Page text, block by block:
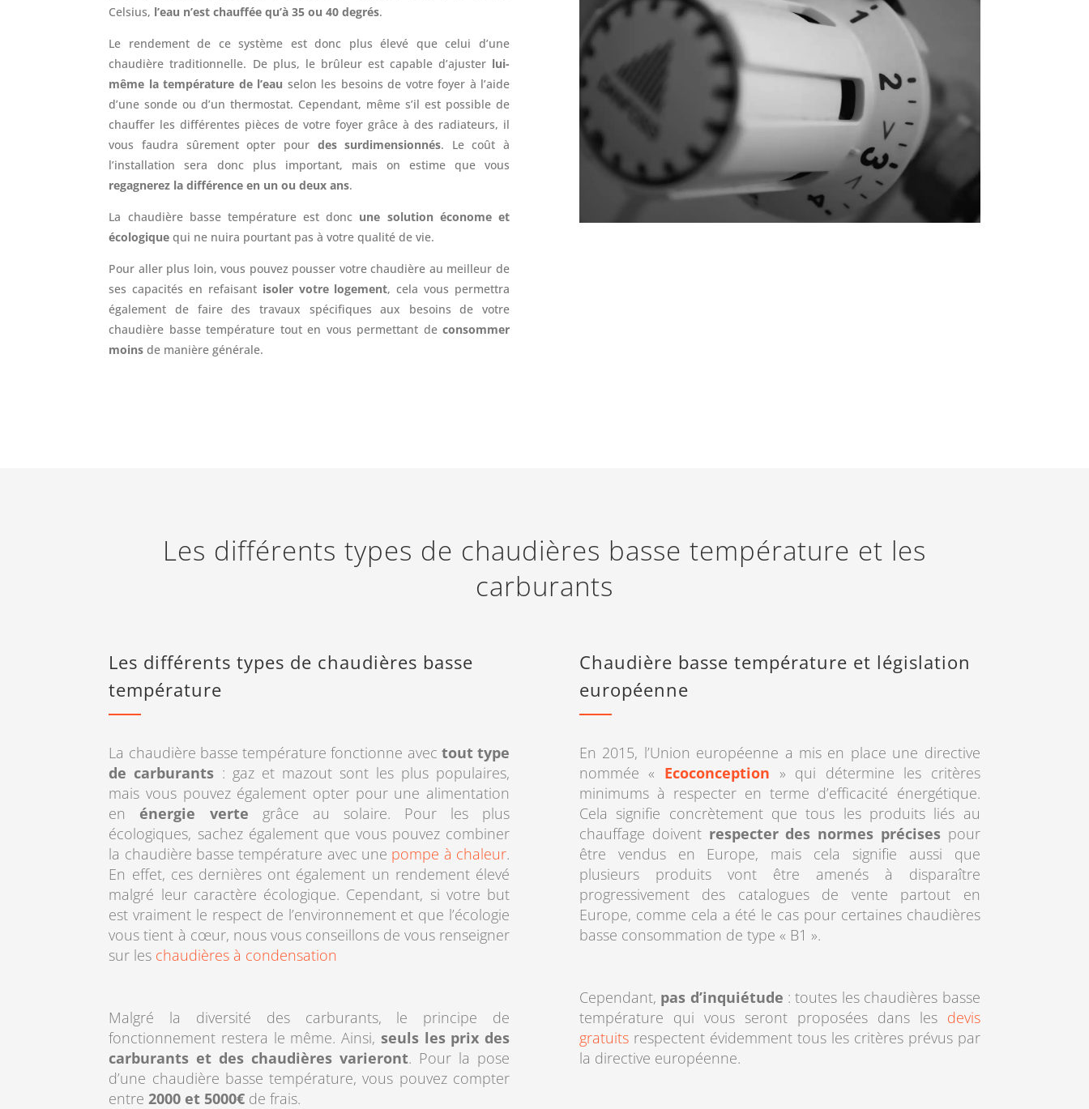
Celsius, l’eau n’est chauffée qu’à 35 ou 40 degrés.
Le rendement de ce système est donc plus élevé que celui d’une
chaudière traditionnelle. De plus, le brûleur est capable d’ajuster lui-
même la température de l’eau selon les besoins de votre foyer à l’aide
d’une sonde ou d’un thermostat. Cependant, même s’il est possible de
chauffer les différentes pièces de votre foyer grâce à des radiateurs, il
vous faudra sûrement opter pourdes surdimensionnés. Le coût à
l’installation sera donc plus important, mais on estime que vous
regagnerez la différence en un ou deux ans.
La chaudière basse température est donc une solution économe et
écologique qui ne nuira pourtant pas à votre qualité de vie.
Pour aller plus loin, vous pouvez pousser votre chaudière au meilleur de
ses capacités en refaisantisoler votre logement, cela vous permettra
également de faire des travaux spécifiques aux besoins de votre
chaudière basse température tout en vous permettant de consommer
moins de manière générale.
Les différents types de chaudières basse température et les
carburants
Les différents types de chaudières basse
température
La chaudière basse température fonctionne avec tout type
de carburants : gaz et mazout sont les plus populaires,
mais vous pouvez également opter pour une alimentation
en
énergie verte grâce au solaire. Pour les plus
écologiques, sachez également que vous pouvez combiner
la chaudière basse température avec une pompe à chaleur.
En effet, ces dernières ont également un rendement élevé
malgré leur caractère écologique. Cependant, si votre but
est vraiment le respect de l’environnement et que l’écologie
vous tient à cœur, nous vous conseillons de vous renseigner
sur les chaudières à condensation
Malgré la diversité des carburants, le principe de
fonctionnement restera le même. Ainsi, seuls les prix des
carburants et des chaudières varieront. Pour la pose
d’une chaudière basse température, vous pouvez compter
entre 2000 et 5000€ de frais.
Chaudière basse température et législation
européenne
En 2015, l’Union européenne a mis en place une directive
nommée « Ecoconception » qui détermine les critères
minimums à respecter en terme d’efficacité énergétique.
Cela signifie concrètement que tous les produits liés au
chauffage doivent respecter des normes précisespour
être vendus en Europe, mais cela signifie aussi que
plusieurs produits vont être amenés à disparaître
progressivement des catalogues de vente partout en
Europe, comme cela a été le cas pour certaines chaudières
basse consommation de type « B1 ».
Cependant, pas d’inquiétude : toutes les chaudières basse
température qui vous seront proposées dans les devis
gratuitsrespectent évidemment tous les critères prévus par
la directive européenne.